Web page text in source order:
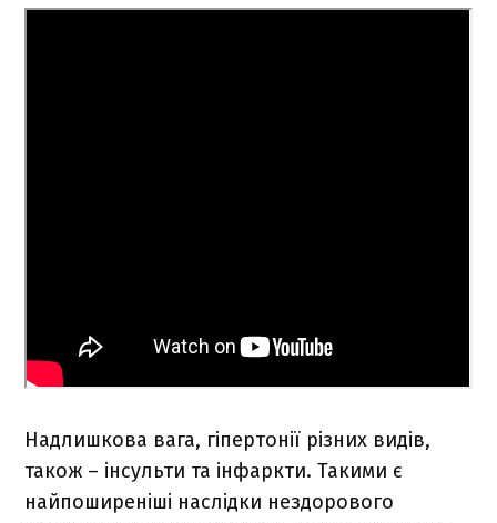
Надлишкова вага, гіпертонії різних видів,
також – інсульти та інфаркти. Такими є
найпоширеніші наслідки нездорового